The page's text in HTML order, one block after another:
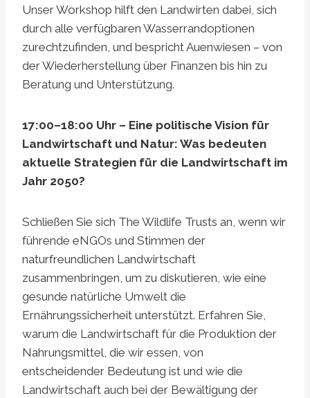
Unser Workshop hilft den Landwirten dabei, sich
durch alle verfügbaren Wasserrandoptionen
zurechtzufinden, und bespricht Auenwiesen – von
der Wiederherstellung über Finanzen bis hin zu
Beratung und Unterstützung.
17:00–18:00 Uhr – Eine politische Vision für
Landwirtschaft und Natur: Was bedeuten
aktuelle Strategien für die Landwirtschaft im
Jahr 2050?
Schließen Sie sich The Wildlife Trusts an, wenn wir
führende eNGOs und Stimmen der
naturfreundlichen Landwirtschaft
zusammenbringen, um zu diskutieren, wie eine
gesunde natürliche Umwelt die
Ernährungssicherheit unterstützt. Erfahren Sie,
warum die Landwirtschaft für die Produktion der
Nahrungsmittel, die wir essen, von
entscheidender Bedeutung ist und wie die
Landwirtschaft auch bei der Bewältigung der